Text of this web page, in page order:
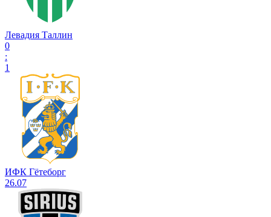
Левадия Таллин
0
:
1
ИФК Гётеборг
26.07